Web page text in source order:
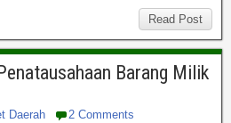
Read Post
Barang Milik
Daerah 2 Comments